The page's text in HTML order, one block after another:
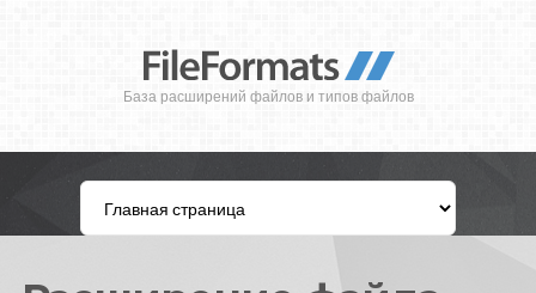
База расширений файлов и типов файлов